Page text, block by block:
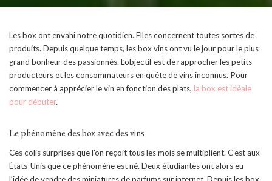
Les box ont envahi notre quotidien. Elles concernent toutes sortes de
produits. Depuis quelque temps, les box vins ont vu le jour pour le plus
grand bonheur des passionnés. L’objectif est de rapprocher les petits
producteurs et les consommateurs en quête de vins inconnus. Pour
commencer à apprécier le vin en fonction des plats, la box est idéale
pour débuter.
Le phénomène des box avec des vins
Ces colis surprises que l’on reçoit tous les mois se multiplient. C’est aux
États-Unis que ce phénomène est né. Deux étudiantes ont alors eu